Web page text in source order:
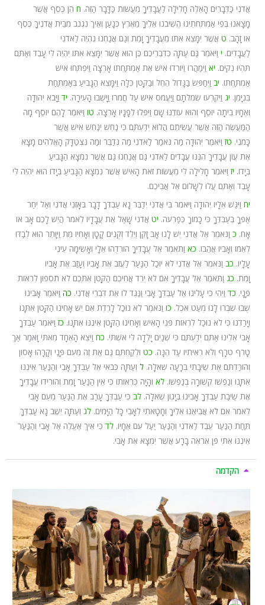
אֲדֹנִי כַּדְּבָרִים הָאֵלֶּה חָלִילָה לַעֲבָדֶיךָ מֵעֲשׂוֹת כַּדָּבָר הַזֶּה. ח הֵן כֶּסֶף אֲשֶׁר
מָצָאנוּ בְּפִי אַמְתְּחֹתֵינוּ הֱשִׁיבֹנוּ אֵלֶיךָ מֵאֶרֶץ כְּנָעַן וְאֵיךְ נִגְנֹב מִבֵּית אֲדֹנֶיךָ כֶּסֶף
אוֹ זָהָב. ט אֲשֶׁר יִמָּצֵא אִתּוֹ מֵעֲבָדֶיךָ וָמֵת וְגַם אֲנַחְנוּ נִהְיֶה לַאדֹנִי
לַעֲבָדִים. י וַיֹּאמֶר גַּם עַתָּה כְדִבְרֵיכֶם כֶּן הוּא אֲשֶׁר יִמָּצֵא אִתּוֹ יִהְיֶה לִּי עָבֶד וְאַתֶּם
תִּהְיוּ נְקִיִּם. יא וַיְמַהֲרוּ וַיּוֹרִדוּ אִישׁ אֶת אַמְתַּחְתּוֹ אָרְצָה וַיִּפְתְּחוּ אִישׁ
אַמְתַּחְתּוֹ. יב וַיְחַפֵּשׂ בַּגָּדוֹל הֵחֵל וּבַקָּטֹן כִּלָּה וַיִּמָּצֵא הַגָּבִיעַ בְּאַמְתַּחַת
בִּנְיָמִן. יג וַיִּקְרְעוּ שִׂמְלֹתָם וַיַּעֲמֹס אִישׁ עַל חֲמֹרוֹ וַיָּשֻׁבוּ הָעִירָה. יד וַיָּבֹא יְהוּדָה
וְאֶחָיו בֵּיתָה יוֹסֵף וְהוּא עוֹדֶנּוּ שָׁם וַיִּפְּלוּ לְפָנָיו אָרְצָה. טו וַיֹּאמֶר לָהֶם יוֹסֵף מָה
הַמַּעֲשֶׂה הַזֶּה אֲשֶׁר עֲשִׂיתֶם הֲלוֹא יְדַעְתֶּם כִּי נַחֵשׁ יְנַחֵשׁ אִישׁ אֲשֶׁר
כָּמֹנִי. טז וַיֹּאמֶר יְהוּדָה מַה נֹּאמַר לַאדֹנִי מַה נְּדַבֵּר וּמַה נִּצְטַדָּק הָאֱלֹהִים מָצָא
אֶת עֲו‍ֹן עֲבָדֶיךָ הִנֶּנּוּ עֲבָדִים לַאדֹנִי גַּם אֲנַחְנוּ גַּם אֲשֶׁר נִמְצָא הַגָּבִיעַ
בְּיָדוֹ. יז וַיֹּאמֶר חָלִילָה לִּי מֵעֲשׂוֹת זֹאת הָאִישׁ אֲשֶׁר נִמְצָא הַגָּבִיעַ בְּיָדוֹ הוּא יִהְיֶה לִּי
עָבֶד וְאַתֶּם עֲלוּ לְשָׁלוֹם אֶל אֲבִיכֶם.
יח וַיִּגַּשׁ אֵלָיו יְהוּדָה וַיֹּאמֶר בִּי אֲדֹנִי יְדַבֶּר נָא עַבְדְּךָ דָבָר בְּאָזְנֵי אֲדֹנִי וְאַל יִחַר
אַפְּךָ בְּעַבְדֶּךָ כִּי כָמוֹךָ כְּפַרְעֹה. יט אֲדֹנִי שָׁאַל אֶת עֲבָדָיו לֵאמֹר הֲיֵשׁ לָכֶם אָב אוֹ
אָח. כ וַנֹּאמֶר אֶל אֲדֹנִי יֶשׁ לָנוּ אָב זָקֵן וְיֶלֶד זְקֻנִים קָטָן וְאָחִיו מֵת וַיִּוָּתֵר הוּא לְבַדּוֹ
לְאִמּוֹ וְאָבִיו אֲהֵבוֹ. כא וַתֹּאמֶר אֶל עֲבָדֶיךָ הוֹרִדֻהוּ אֵלָי וְאָשִׂימָה עֵינִי
עָלָיו. כב וַנֹּאמֶר אֶל אֲדֹנִי לֹא יוּכַל הַנַּעַר לַעֲזֹב אֶת אָבִיו וְעָזַב אֶת אָבִיו
וָמֵת. כג וַתֹּאמֶר אֶל עֲבָדֶיךָ אִם לֹא יֵרֵד אֲחִיכֶם הַקָּטֹן אִתְּכֶם לֹא תֹסִפוּן לִרְאוֹת
פָּנָי. כד וַיְהִי כִּי עָלִינוּ אֶל עַבְדְּךָ אָבִי וַנַּגֶּד לוֹ אֵת דִּבְרֵי אֲדֹנִי. כה וַיֹּאמֶר אָבִינוּ
שֻׁבוּ שִׁבְרוּ לָנוּ מְעַט אֹכֶל. כו וַנֹּאמֶר לֹא נוּכַל לָרֶדֶת אִם יֵשׁ אָחִינוּ הַקָּטֹן אִתָּנוּ
וְיָרַדְנוּ כִּי לֹא נוּכַל לִרְאוֹת פְּנֵי הָאִישׁ וְאָחִינוּ הַקָּטֹן אֵינֶנּוּ אִתָּנוּ. כז וַיֹּאמֶר עַבְדְּךָ
אָבִי אֵלֵינוּ אַתֶּם יְדַעְתֶּם כִּי שְׁנַיִם יָלְדָה לִּי אִשְׁתִּי. כח וַיֵּצֵא הָאֶחָד מֵאִתִּי וָאֹמַר אַךְ
טָרֹף טֹרָף וְלֹא רְאִיתִיו עַד הֵנָּה. כט וּלְקַחְתֶּם גַּם אֶת זֶה מֵעִם פָּנַי וְקָרָהוּ אָסוֹן
וְהוֹרַדְתֶּם אֶת שֵׂיבָתִי בְּרָעָה שְׁאֹלָה. ל וְעַתָּה כְּבֹאִי אֶל עַבְדְּךָ אָבִי וְהַנַּעַר אֵינֶנּוּ
אִתָּנוּ וְנַפְשׁוֹ קְשׁוּרָה בְנַפְשׁוֹ. לא וְהָיָה כִּרְאוֹתוֹ כִּי אֵין הַנַּעַר וָמֵת וְהוֹרִידוּ עֲבָדֶיךָ
אֶת שֵׂיבַת עַבְדְּךָ אָבִינוּ בְּיָגוֹן שְׁאֹלָה. לב כִּי עַבְדְּךָ עָרַב אֶת הַנַּעַר מֵעִם אָבִי
לֵאמֹר אִם לֹא אֲבִיאֶנּוּ אֵלֶיךָ וְחָטָאתִי לְאָבִי כָּל הַיָּמִים. לג וְעַתָּה יֵשֶׁב נָא עַבְדְּךָ
תַּחַת הַנַּעַר עֶבֶד לַאדֹנִי וְהַנַּעַר יַעַל עִם אֶחָיו. לד כִּי אֵיךְ אֶעֱלֶה אֶל אָבִי וְהַנַּעַר
אֵינֶנּוּ אִתִּי פֶּן אֶרְאֶה בָרָע אֲשֶׁר יִמְצָא אֶת אָבִי.
הקדמה